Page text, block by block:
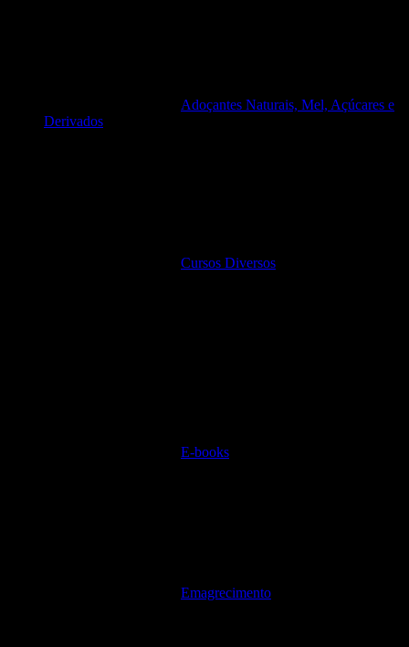
Adoçantes Naturais, Mel, Açúcares e
Derivados
Cursos Diversos
E-books
Emagrecimento